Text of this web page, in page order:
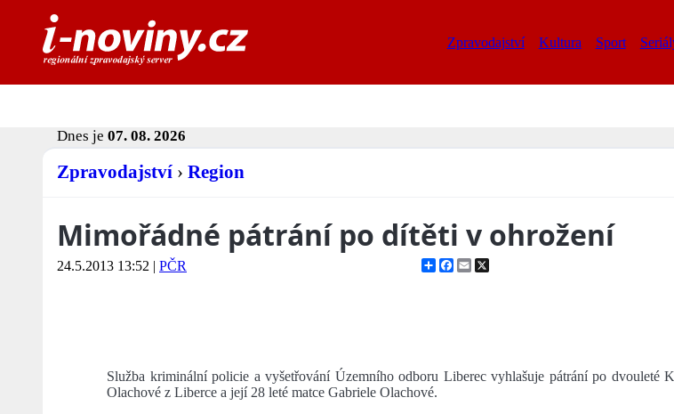
Zpravodajství Kultura Sport
Dnes je 07. 08. 2026
Zpravodajství › Region
Mimořádné pátrání po dítěti v ohrožení
24.5.2013 13:52 | PČR ShareFacebook
Email
Služba kriminální policie a vyšetřování Územního odboru Liberec vyhlašuje pátrání po dvouleté
Olachové z Liberce a její 28 leté matce Gabriele Olachové.